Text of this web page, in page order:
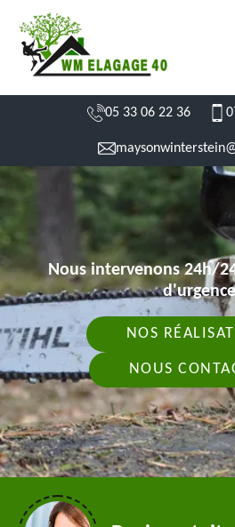
05 33 06 22 36
Nous intervenons 24h/
d'urgence
NOS
NOUS